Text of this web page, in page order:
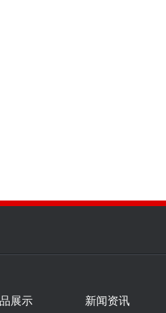
展示 新闻资讯